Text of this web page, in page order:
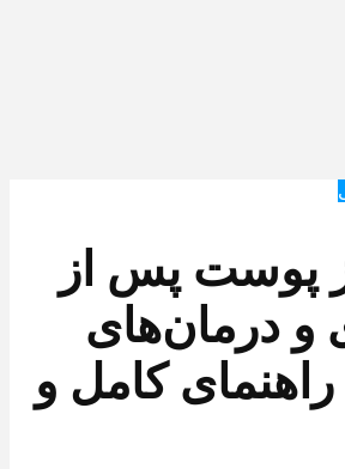
پوست پس از
و درمان‌های
کامل و